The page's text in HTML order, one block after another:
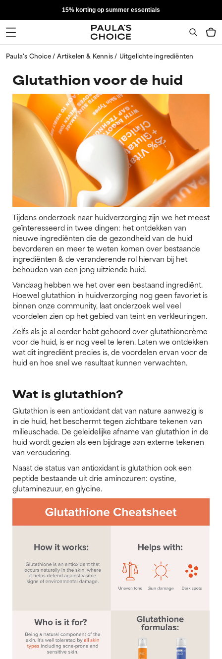
15% korting op summer essentials
Paula's Choice Artikelen & Kennis Uitgelichte ingrediënten
Glutathion voor de huid
Tijdens onderzoek naar huidverzorging zijn we het meest
geïnteresseerd in twee dingen: het ontdekken van
nieuwe ingrediënten die de gezondheid van de huid
bevorderen en meer te weten komen over bestaande
ingrediënten & de veranderende rol hiervan bij het
behouden van een jong uitziende huid.
Vandaag hebben we het over een bestaand ingrediënt.
Hoewel glutathion in huidverzorging nog geen favoriet is
binnen onze community, laat onderzoek wel veel
voordelen zien op het gebied van teint en verkleuringen.
Zelfs als je al eerder hebt gehoord over glutathioncrème
voor de huid, is er nog veel te leren. Laten we ontdekken
wat dit ingrediënt precies is, de voordelen ervan voor de
huid en hoe snel we resultaat kunnen verwachten.
Wat is glutathion?
Glutathion is een antioxidant dat van nature aanwezig is
in de huid, het beschermt tegen zichtbare tekenen van
milieuschade. De geleidelijke afname van glutathion in de
huid wordt gezien als een bijdrage aan externe tekenen
van veroudering.
Naast de status van antioxidant is glutathion ook een
peptide bestaande uit drie aminozuren: cystine,
glutaminezuur, en glycine.